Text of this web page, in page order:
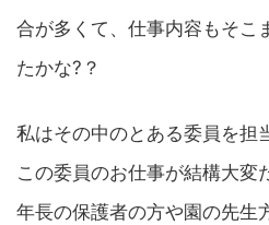
合が多くて、仕事内容もそこ
たかな?？
私はその中のとある委員を担
この委員のお仕事が結構大変
年長の保護者の方や園の先生